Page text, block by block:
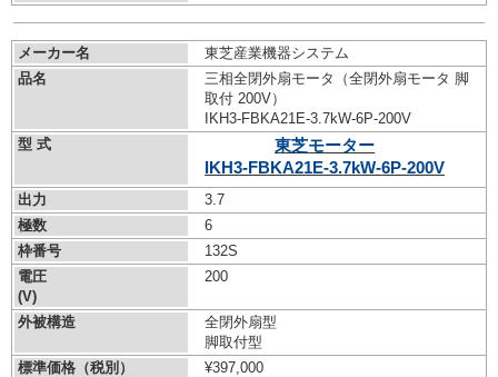
メーカー名
東芝産業機器システム
品名
三相全閉外扇モータ（全閉外扇モータ 脚
取付 200V）
IKH3-FBKA21E-3.7kW-6P-200V
型 式
東芝モーター
IKH3-FBKA21E-3.7kW-6P-200V
出力
3.7
極数
6
枠番号
132S
電圧
(V)
200
外被構造
全閉外扇型
脚取付型
標準価格（税別）
¥397,000